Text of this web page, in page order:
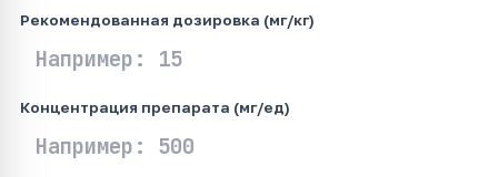
Рекомендованная дозировка (мг/кг)
Концентрация препарата (мг/ед)